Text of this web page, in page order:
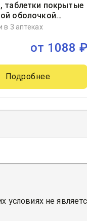
таблетки покрытые
оболочкой
блистер, 30
в 3 аптеках
от 1088 ₽
Подробнее
не